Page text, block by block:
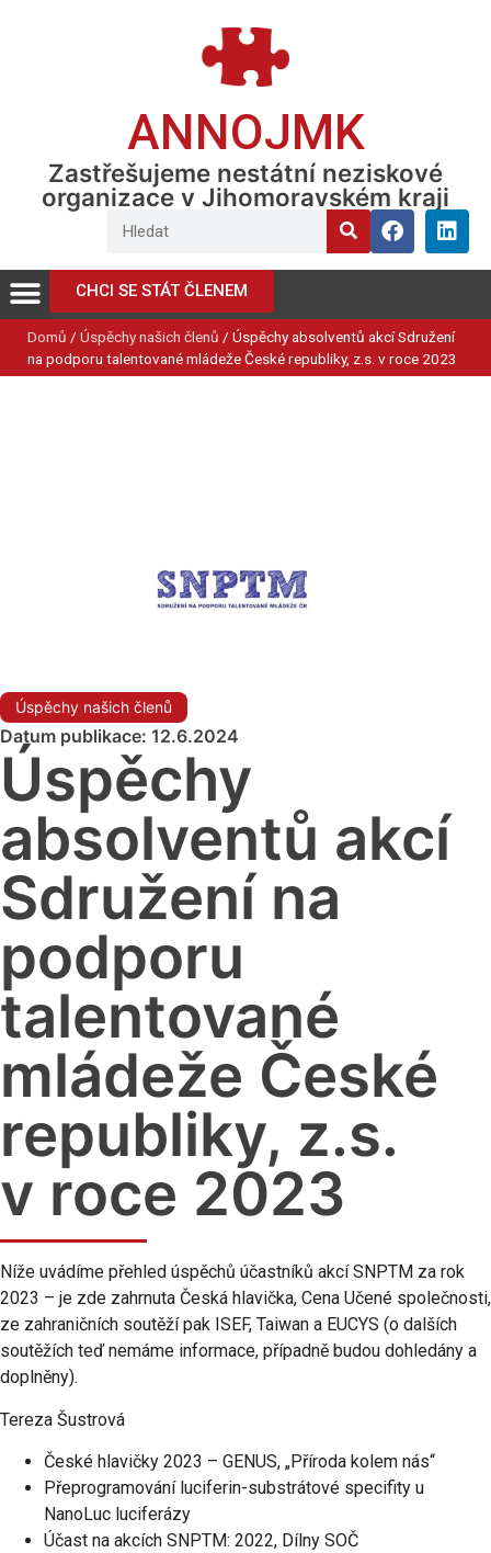
ANNOJMK
Zastřešujeme nestátní neziskové
organizace v Jihomoravském kraji
CHCI SE STÁT ČLENEM
Domů / Úspěchy našich členů / Úspěchy absolventů akcí Sdružení
na podporu talentované mládeže České republiky, z.s. v roce 2023
Úspěchy našich členů
Datum publikace: 12.6.2024
Úspěchy
absolventů akcí
Sdružení na
podporu
talentované
mládeže České
republiky, z.s.
v roce 2023
Níže uvádíme přehled úspěchů účastníků akcí SNPTM za rok
2023 – je zde zahrnuta Česká hlavička, Cena Učené společnosti,
ze zahraničních soutěží pak ISEF, Taiwan a EUCYS (o dalších
soutěžích teď nemáme informace, případně budou dohledány a
doplněny).
Tereza Šustrová
České hlavičky 2023 – GENUS, „Příroda kolem nás“
Přeprogramování luciferin-substrátové specifity u
NanoLuc luciferázy
Účast na akcích SNPTM: 2022, Dílny SOČ